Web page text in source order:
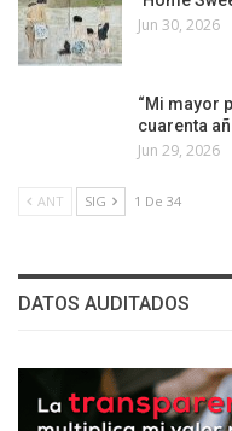
Jun 30, 2026
“Mi mayor
cuarenta
Jun 29, 2026
ANT SIG 1 De 34
DATOS AUDITADOS